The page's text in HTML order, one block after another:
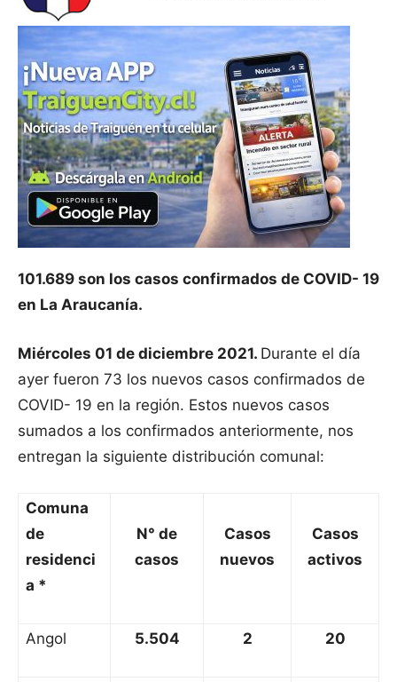
101.689 son los casos confirmados de COVID- 19
en La Araucanía.
Miércoles 01 de diciembre 2021. Durante el día
ayer fueron 73 los nuevos casos confirmados de
COVID- 19 en la región. Estos nuevos casos
sumados a los confirmados anteriormente, nos
entregan la siguiente distribución comunal:
Comuna
de
residenci
a *
N° de
casos
Casos
nuevos
Casos
activos
Angol 5.504 2 20